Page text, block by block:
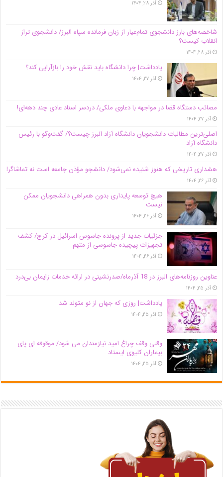
آذر ۲۸, ۱۴۰۴
شاخصه‌های بارز دانشجوی تمام‌عیار از زبان فرمانده سپاه البرز/ دانشجوی تراز
انقلاب کیست؟
آذر ۲۸, ۱۴۰۴
یادداشت| چرا دانشگاه باید نقش خود را بازآرایی کند؟
آذر ۲۷, ۱۴۰۴
مصائب دستگاه قضا در مواجهه با دعاوی ملکی/ دردسر اسناد عادی چند‌ دهه‌ای!
آذر ۲۷, ۱۴۰۴
اصلی‌ترین مطالبات دانشجویان دانشگاه آزاد البرز چیست؟/ گفت‌وگو با رئیس
دانشگاه آز‌اد
آذر ۲۷, ۱۴۰۴
هشداری تاریخی که هنوز شنیده نمی‌شود/ دانشجو مؤذن جامعه است نه تماشاگر!
آذر ۲۶, ۱۴۰۴
هیچ توسعه پایداری بدون همراهی دانشجویان ممکن
نیست
آذر ۲۶, ۱۴۰۴
جزئیات جدید از پرونده جاسوس اسرائیل در کرج/‌ کشف
تجهیزات پیچیده جاسوسی از متهم
آذر ۲۶, ۱۴۰۴
عناوین روزنامه‌های البرز در ‌18 آذرماه/صدرنشینی در ارائه خدمات زایمان بی‌درد
آذر ۲۵, ۱۴۰۴
یادداشت| روزی که جهان از نو متولد شد
آذر ۲۵, ۱۴۰۴
وقتی وقف چراغ امید نیازمندان می شود/ موقوفه ای پای
بیماران کلیوی ایستاد
آذر ۲۵, ۱۴۰۴